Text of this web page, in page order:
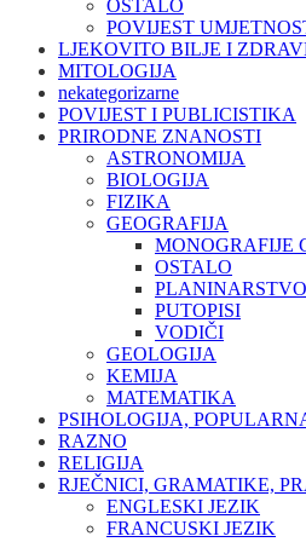
OSTALO
POVIJEST
LJEKOVITO BILJE I
MITOLOGIJA
nekategorizarne
POVIJEST I PUBLICISTIKA
PRIRODNE ZNANOSTI
ASTRONOMIJA
BIOLOGIJA
FIZIKA
GEOGRAFIJA
MONOGRAFIJE
OSTALO
PLANINARSTVO
PUTOPISI
VODIČI
GEOLOGIJA
KEMIJA
MATEMATIKA
PSIHOLOGIJA,
RAZNO
RELIGIJA
RJEČNICI, GRAMATIKE,
ENGLESKI JEZIK
FRANCUSKI JEZIK